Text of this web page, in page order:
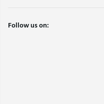
Follow us on: